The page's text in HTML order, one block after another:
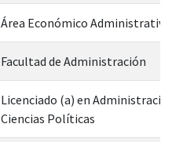
Área Económico Administrativa
Facultad de Administración
Licenciado (a) en
Ciencias Políticas